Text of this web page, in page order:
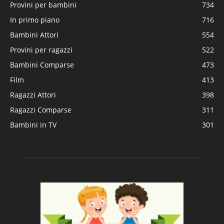
Provini per bambini
734
In primo piano
716
Bambini Attori
554
Provini per ragazzi
522
Bambini Comparse
473
Film
413
Ragazzi Attori
398
Ragazzi Comparse
311
Bambini in TV
301